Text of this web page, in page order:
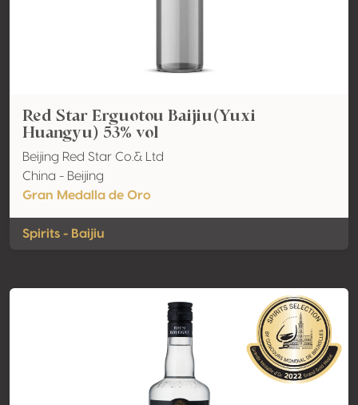
Red Star Erguotou Baijiu(Yuxi
Huangyu) 53% vol
Beijing Red Star Co.& Ltd
China - Beijing
Gran Medalla de Oro
Spirits - Baijiu